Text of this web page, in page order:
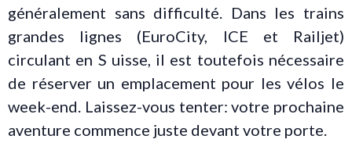
généralement sans difficulté. Dans les trains
grandes lignes (EuroCity, ICE et Railjet)
circulant en S uisse, il est toutefois nécessaire
de réserver un emplacement pour les vélos le
week-end. Laissez-vous tenter: votre prochaine
aventure commence juste devant votre porte.